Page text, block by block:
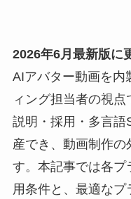
2026年6月最新版に
AIアバター動画を内
ィング担当者の視
説明・採用・多言
産でき、動画制作の
す。本記事では各プ
用条件と、最適なプ